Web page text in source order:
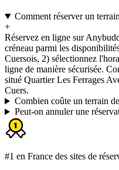
Comment réserver un
+
Réservez en ligne sur
créneau parmi les
Cuersois, 2) sélectionnez
ligne de manière sécurisée.
situé Quartier Les Ferrages
Cuers.
Combien coûte un terrain
Peut-on annuler une
#1 en France des sites de